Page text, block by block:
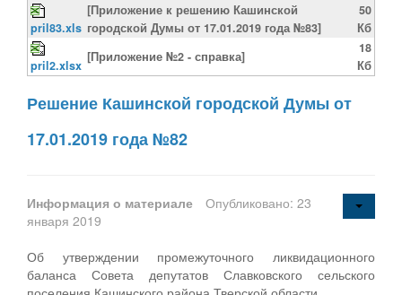
pril83.xls
[Приложение к решению Кашинской
городской Думы от 17.01.2019 года №83]
50
Кб
pril2.xlsx
[Приложение №2 - справка]
18
Кб
Решение Кашинской городской Думы от
17.01.2019 года №82
Информация о материале
Опубликовано: 23
января 2019
Об утверждении промежуточного ликвидационного
баланса Совета депутатов Славковского сельского